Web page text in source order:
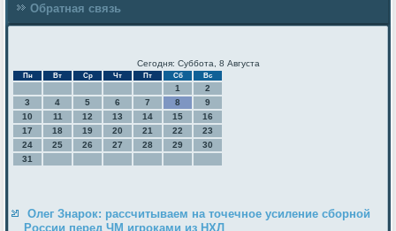
Обратная связь
Сегодня: Суббота, 8 Августа
Пн Вт Ср Чт Пт Сб Вс
1
2
3
4 5 6 7 8
9
10
11 12 13 14 15
16
17
18 19 20 21 22
23
24
25 26 27 28 29
30
31
Олег Знарок: рассчитываем на точечное усиление сборной
России перед ЧМ игроками из НХЛ